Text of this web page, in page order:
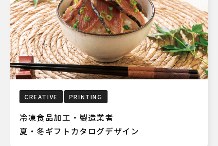
CREATIVE PRINTING
冷凍食品加工・製造業者
夏・冬ギフトカタログデザイン